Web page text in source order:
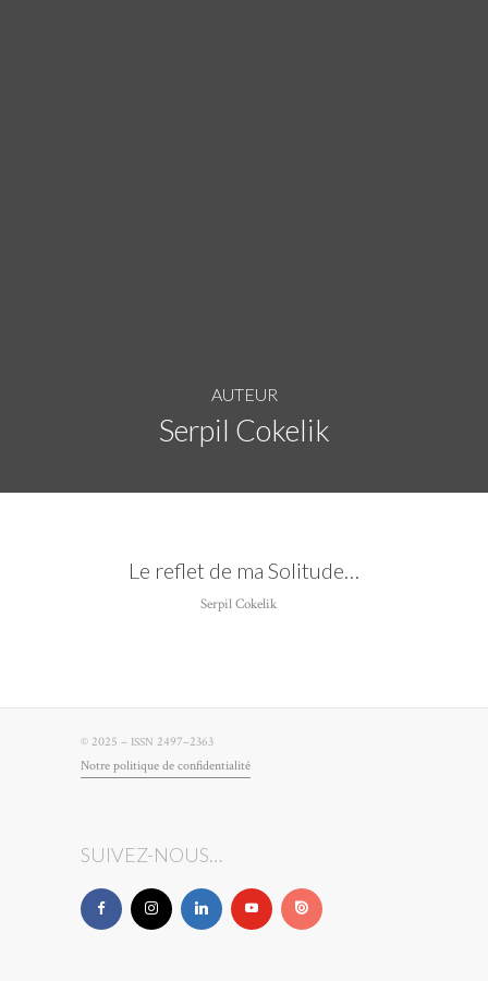
AUTEUR
Serpil Cokelik
Le reflet de ma Solitude…
Serpil Cokelik
© 2025 – ISSN 2497–2363
Notre poli­tique de confidentialité
SUIVEZ-NOUS…